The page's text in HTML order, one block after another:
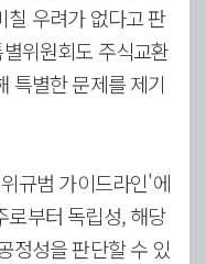
칠 우려가 없다고 판
위원회도 주식교환
특별한 문제를 제기
규범 가이드라인'에
로부터 독립성, 해당
정성을 판단할 수 있